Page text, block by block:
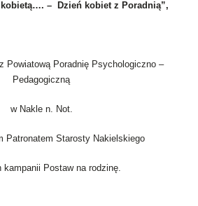
– Dzień kobiet z Poradnią”,
Powiatową Poradnię Psychologiczno –
Pedagogiczną
w Nakle n. Not.
Patronatem Starosty Nakielskiego
kampanii Postaw na rodzinę.